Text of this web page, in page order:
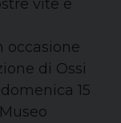
vite e
occasione
di Ossi
15